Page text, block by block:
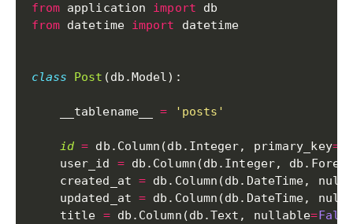
from application import
from datetime import datetime
class Post (db . Model) :
    __tablename__
= 'posts'
id = db . Column (db . Integer, primary_key=
    user_id
= db . Column (db . Integer, db .
    created_at
= db . Column (db . DateTime,
    updated_at
= db . Column (db . DateTime,
    title
= db . Column (db .Text , nullable=